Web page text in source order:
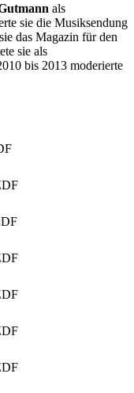
als
sie die Musiksendung
das Magazin für den
sie als
bis 2013 moderierte